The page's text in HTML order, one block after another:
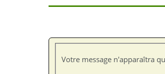
Votre message n'apparaîtra